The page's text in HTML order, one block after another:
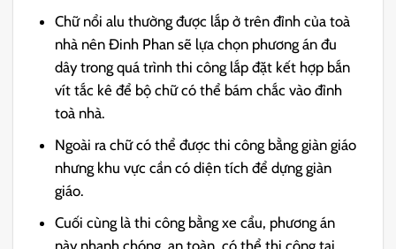
Chữ nổi alu thường được lắp ở trên đỉnh của toà
nhà nên Đinh Phan sẽ lựa chọn phương án đu
dây trong quá trình thi công lắp đặt kết hợp bắn
vít tắc kê để bộ chữ có thể bám chắc vào đỉnh
toà nhà.
Ngoài ra chữ có thể được thi công bằng giàn giáo
nhưng khu vực cần có diện tích để dựng giàn
giáo.
Cuối cùng là thi công bằng xe cẩu, phương án
này nhanh chóng, an toàn, có thể thi công tại